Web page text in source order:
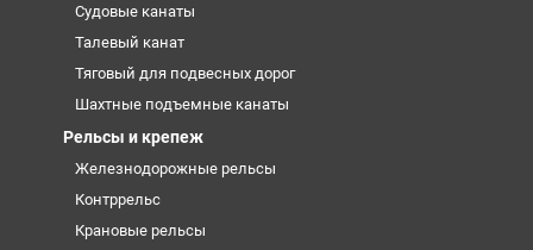
Судовые канаты
Талевый канат
Тяговый для подвесных дорог
Шахтные подъемные канаты
Рельсы и крепеж
Железнодорожные рельсы
Контррельс
Крановые рельсы